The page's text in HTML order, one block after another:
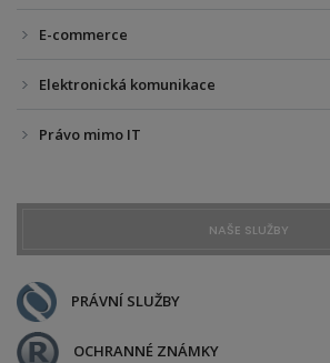
E-commerce
Elektronická komunikace
Právo mimo IT
NAŠE SLUŽBY
PRÁVNÍ SLUŽBY
OCHRANNÉ ZNÁMKY